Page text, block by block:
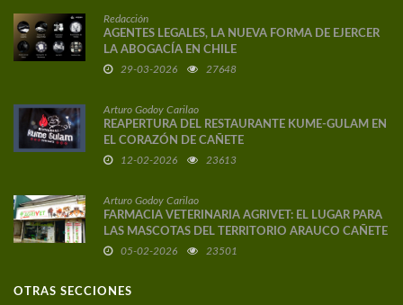
Redacción
AGENTES LEGALES, LA NUEVA FORMA DE EJERCER
LA ABOGACÍA EN CHILE
29-03-2026 27648
Arturo Godoy Carilao
REAPERTURA DEL RESTAURANTE KUME-GULAM EN
EL CORAZÓN DE CAÑETE
12-02-2026 23613
Arturo Godoy Carilao
FARMACIA VETERINARIA AGRIVET: EL LUGAR PARA
LAS MASCOTAS DEL TERRITORIO ARAUCO CAÑETE
05-02-2026 23501
OTRAS SECCIONES